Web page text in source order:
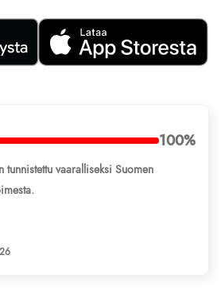
100%
vaaralliseksi Suomen